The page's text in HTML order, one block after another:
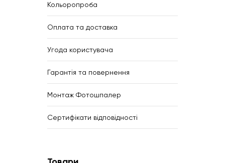
Кольоропроба
Оплата та доставка
Угода користувача
Гарантія та повернення
Монтаж Фотошпалер
Сертифікати відповідності